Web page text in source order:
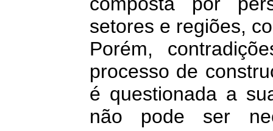
setores e regiões,
Porém,
processo de
é questionada a
não pode ser